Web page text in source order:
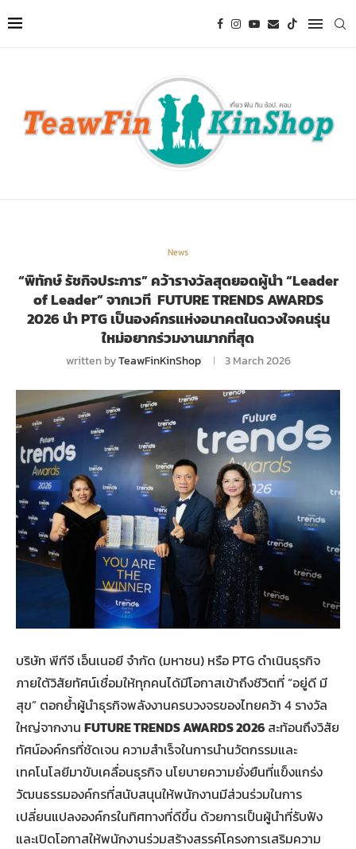
News
“พิทักษ์ รัชกิจประการ” คว้ารางวัลสุดยอดผู้นำ “Leader
of Leader” จากเวที FUTURE TRENDS AWARDS
2026 นำ PTG เป็นองค์กรแห่งอนาคตในดวงใจคนรุ่น
ใหม่อยากร่วมงานมากที่สุด
written byTeawFinKinShop 3 March 2026
บริษัท พีทีจี เอ็นเนอยี จำกัด (มหาชน) หรือ PTG ดำเนินธุรกิจ
ภายใต้วิสัยทัศน์เชื่อมให้ทุกคนได้มีโอกาสเข้าถึงชีวิตที่ “อยู่ดี มี
สุข” ตอกย้ำผู้นำธุรกิจพลังงานครบวงจรของไทยคว้า 4 รางวัล
ใหญ่จากงาน FUTURE TRENDS AWARDS 2026 สะท้อนถึงวิสัย
ทัศน์องค์กรที่ชัดเจน ความสำเร็จในการนำนวัตกรรมและ
เทคโนโลยีมาขับเคลื่อนธุรกิจ นโยบายความยั่งยืนที่แข็งแกร่ง
วัฒนธรรมองค์กรที่สนับสนุนให้พนักงานมีส่วนร่วมในการ
เปลี่ยนแปลงองค์กรในทิศทางที่ดีขึ้น ด้วยการเป็นผู้นำที่รับฟัง
และเปิดโอกาสให้พนักงานร่วมสร้างสรรค์โครงการเสริมความ